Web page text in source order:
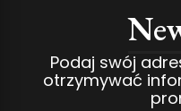
Podaj swój
otrzymywać